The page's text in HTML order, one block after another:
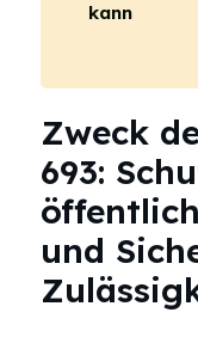
kann
Zweck
693:
und